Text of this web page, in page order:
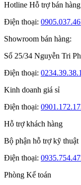
Hotline Hỗ trợ bán hàng
Điện thoại:
Showroom bán hàng:
Số 25/34 Nguyễn Tri
Điện thoại:
Kinh doanh giá sỉ
Điện thoại:
Hỗ trợ khách hàng
Bộ phận hỗ trợ kỹ thuật
Điện thoại:
Phòng Kế toán